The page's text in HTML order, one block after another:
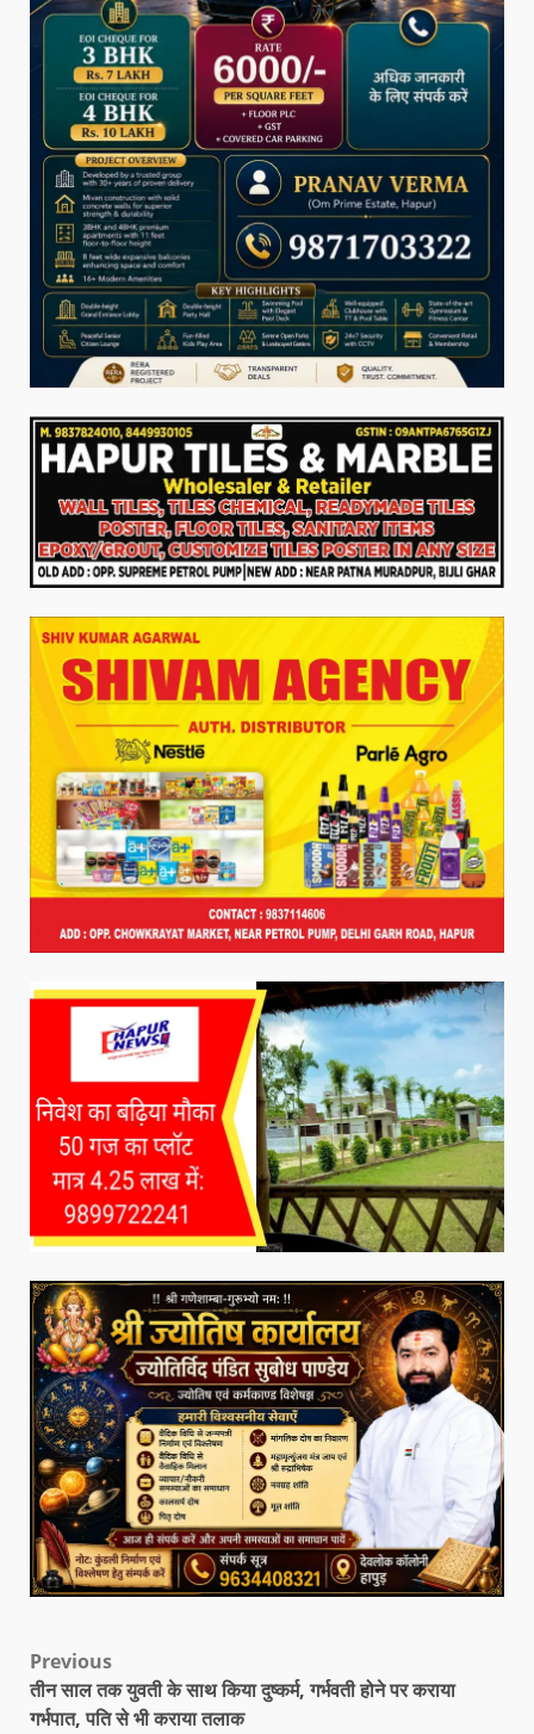
Previous
तीन साल तक युवती के साथ किया दुष्कर्म, गर्भवती होने पर कराया
गर्भपात, पति से भी कराया तलाक